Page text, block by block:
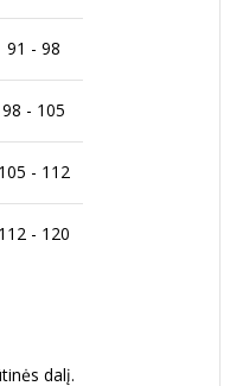
91 - 98
98 - 105
105 - 112
112 - 120
dalį.